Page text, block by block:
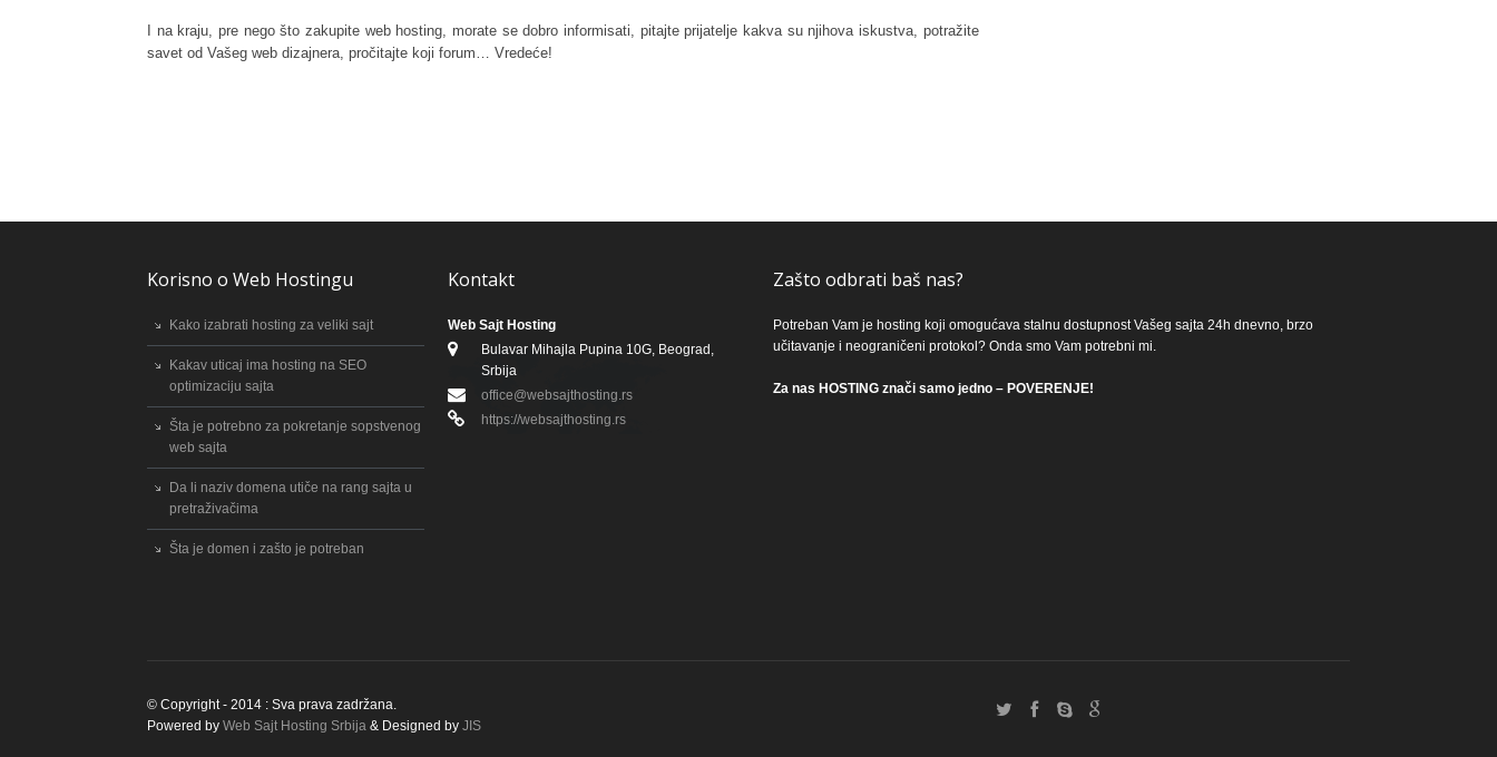
I na kraju, pre nego što zakupite web hosting, morate se dobro informisati, pitajte prijatelje kakva su njihova iskustva, potražite
savet od Vašeg web dizajnera, pročitajte koji forum… Vredeće!
Korisno o Web Hostingu
Kako izabrati hosting za veliki sajt
Kakav uticaj ima hosting na SEO
optimizaciju sajta
Šta je potrebno za pokretanje sopstvenog
web sajta
Da li naziv domena utiče na rang sajta u
pretraživačima
Šta je domen i zašto je potreban
Kontakt
Web Sajt Hosting
Bulavar Mihajla Pupina 10G, Beograd,
Srbija
office@websajthosting.rs
https://websajthosting.rs
Zašto odbrati baš nas?
Potreban Vam je hosting koji omogućava stalnu dostupnost Vašeg sajta 24h dnevno, brzo
učitavanje i neograničeni protokol? Onda smo Vam potrebni mi.
Za nas HOSTING znači samo jedno – POVERENJE!
© Copyright - 2014 : Sva prava zadržana.
Powered by Web Sajt Hosting Srbija & Designed by JIS